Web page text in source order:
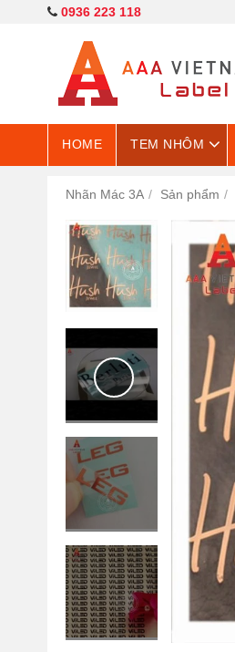
0936 223 118
HOME TEM NHÔM
Nhãn Mác 3A Sản phẩm